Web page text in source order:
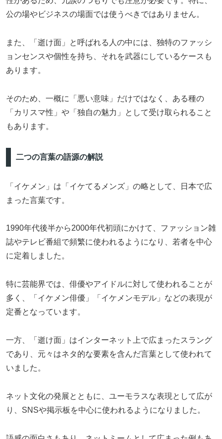
公の場やビジネスの場面では使うべきではありません。
また、「逝け面」と呼ばれる人の中には、独特のファッシ
ョンセンスや個性を持ち、それを武器にしているケースも
あります。
そのため、一概に「悪い意味」だけではなく、ある種の
「カリスマ性」や「独自の魅力」として受け取られること
もあります。
二つの言葉の語源の解説
「イケメン」は「イケてるメンズ」の略として、日本で広
まった言葉です。
1990年代後半から2000年代初頭にかけて、ファッション雑
誌やテレビ番組で頻繁に使われるようになり、若者を中心
に定着しました。
特に芸能界では、俳優やアイドルに対して使われることが
多く、「イケメン俳優」「イケメンモデル」などの表現が
定番となっています。
一方、「逝け面」はインターネット上で広まったスラング
であり、元々はネタ的な要素を含んだ言葉として使われて
いました。
ネット文化の発展とともに、ユーモラスな表現として広が
り、SNSや掲示板を中心に使われるようになりました。